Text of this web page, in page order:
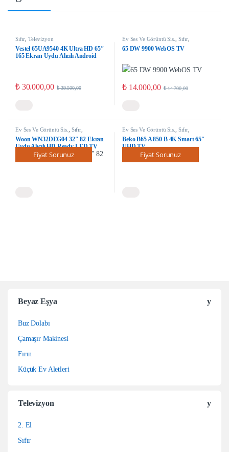
Sıfır ,Televizyon
Vestel 65UA9540 4K Ultra HD 65″
165 Ekran Uydu Alıcılı Android
₺30.000,00 ₺39.500,00
Ev Ses Ve Görüntü Sis. Sıfır,
65 DW 9900 WebOS TV
₺14.000,00 ₺14.700,00
Ev Ses Ve Görüntü Sis. Sıfır,
Woon WN32DEG04 32″ 82 Ekran
Uydu Alıcılı HD Ready LED TV
Fiyat Sorunuz
Ev Ses Ve Görüntü Sis. Sıfır,
Beko B65 A 850 B 4K Smart 65″
UHD TV
Fiyat Sorunuz
Beyaz Eşya
Buz Dolabı
Çamaşır Makinesi
Fırın
Küçük Ev Aletleri
Televizyon
2. El
Sıfır